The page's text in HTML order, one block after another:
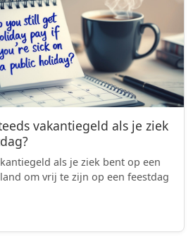
vakantiegeld als je ziek
als je ziek bent op een
om vrij te zijn op een feestdag